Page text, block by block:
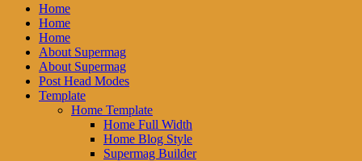
Home
Home
Home
About Supermag
About Supermag
Post Head Modes
Template
Home Template
Home Full Width
Home Blog Style
Supermag Builder